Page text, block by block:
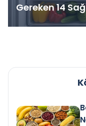
Gereken 14